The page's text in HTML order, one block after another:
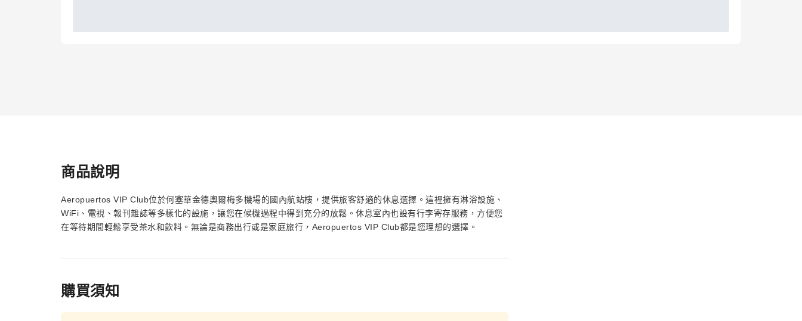
商品說明
Aeropuertos VIP Club位於何塞華金德奧爾梅多機場的國內航站樓，提供旅客舒適的休息選擇。這裡擁有淋浴設施、
WiFi、電視、報刊雜誌等多樣化的設施，讓您在候機過程中得到充分的放鬆。休息室內也設有行李寄存服務，方便您
在等待期間輕鬆享受茶水和飲料。無論是商務出行或是家庭旅行，Aeropuertos VIP Club都是您理想的選擇。
購買須知